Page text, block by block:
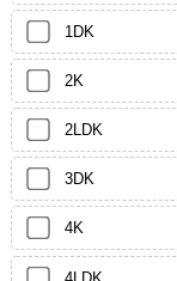
1DK
2K
2LDK
3DK
4K